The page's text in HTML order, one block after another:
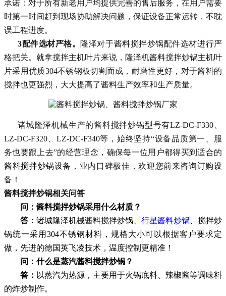
承诺：对于所有新老用户均提供完善的售后服务，在用户需要
时第一时间赶到现场协助解决问题，保证设备正常运转，不耽
误工程进度。
3配件选材严格。 隆泽对于酱料搅拌炒锅配件选材进行严
格把关。就拿搅拌主机叶片来说， 隆泽机酱料搅拌炒锅主机叶
片采用优质304不锈钢板切割而成，耐磨性更好，对于酱料的
搅拌也更强烈，大大提高了酱料生产效率和生产质量。
诸城隆泽机械生产的酱料搅拌炒锅型号有LZ-DC-F330
LZ-DC-F320
LZ-DC-F340等，始终坚持“设备品质第一、服
务也要跟上去”的经营理念，确保每一位用户都得买到适合的
酱料搅拌炒锅设备 ，业内口碑极佳，欢迎您前来咨询订购设
备！
酱料搅拌炒锅相关问答
问：酱料搅拌炒锅采用什么材质？
答： 诸城隆泽机械酱料搅拌炒锅、 行星酱料炒锅 、搅拌炒
锅统一采用304不锈钢材料，规格大小可以根据客户要求定
做，先进的德国英飞凌技术，温度控制更精准！
问：什么是蒸汽酱料搅拌炒锅？
答： 以蒸汽为热源，主要用于火锅底料、辣椒酱等调味料
的炸炒制作。